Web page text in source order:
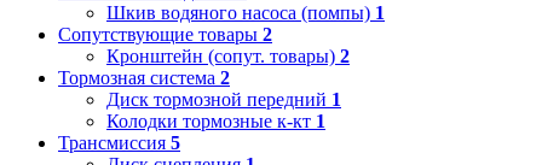
Шкив водяного насоса (помпы) 1
Сопутствующие товары 2
Кронштейн (сопут. товары) 2
Тормозная система 2
Диск тормозной передний 1
Колодки тормозные к-кт 1
Трансмиссия 5